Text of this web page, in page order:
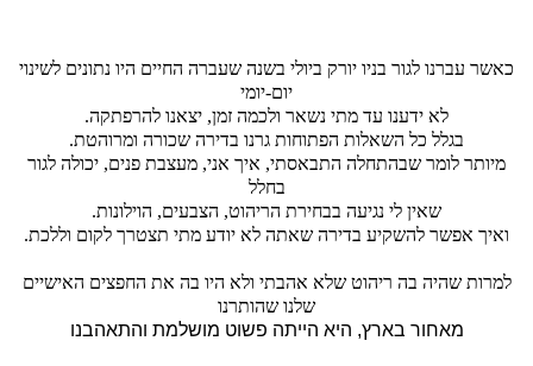
כאשר עברנו לגור בניו יורק ביולי בשנה שעברה החיים היו נתונים לשינוי
יום-יומי
לא ידענו עד מתי נשאר ולכמה זמן, יצאנו להרפתקה.
בגלל כל השאלות הפתוחות גרנו בדירה שכורה ומרוהטת.
מיותר לומר שבהתחלה התבאסתי, איך אני, מעצבת פנים, יכולה לגור
בחלל
שאין לי נגיעה בבחירת הריהוט, הצבעים, הוילונות.
ואיך אפשר להשקיע בדירה שאתה לא יודע מתי תצטרך לקום וללכת.
למרות שהיה בה ריהוט שלא אהבתי ולא היו בה את החפצים האישיים
שלנו שהותרנו
מאחור בארץ, היא הייתה פשוט מושלמת והתאהבנו